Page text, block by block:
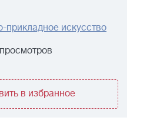
прикладное искусство
в избранное